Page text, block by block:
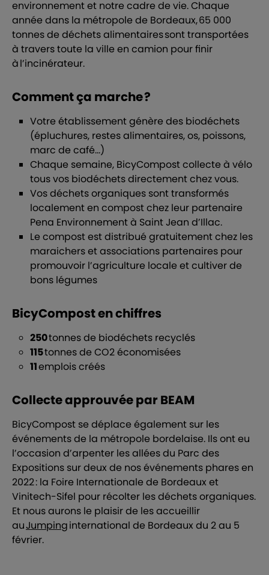
environnement et notre cadre de vie. Chaque
année dans la métropole de Bordeaux, 65 000
tonnes de déchets alimentaires sont transportées
à travers toute la ville en camion pour finir
à l’incinérateur.
Comment ça marche ?
Votre établissement génère des biodéchets
(épluchures, restes alimentaires, os, poissons,
marc de café…)
Chaque semaine, BicyCompost collecte à vélo
tous vos biodéchets directement chez vous.
Vos déchets organiques sont transformés
localement en compost chez leur partenaire
Pena Environnement à Saint Jean d’Illac.
Le compost est distribué gratuitement chez les
maraichers et associations partenaires pour
promouvoir l’agriculture locale et cultiver de
bons légumes
BicyCompost en chiffres
250tonnes de biodéchets recyclés
115tonnes de CO2 économisées
11emplois créés
Collecte approuvée par BEAM
BicyCompost se déplace également sur les
événements de la métropole bordelaise. Ils ont eu
l’occasion d’arpenter les allées du Parc des
Expositions sur deux de nos événements phares en
2022 : la Foire Internationale de Bordeaux et
Vinitech-Sifel pour récolter les déchets organiques.
Et nous aurons le plaisir de les accueillir
auJumpinginternational de Bordeaux du 2 au 5
février.